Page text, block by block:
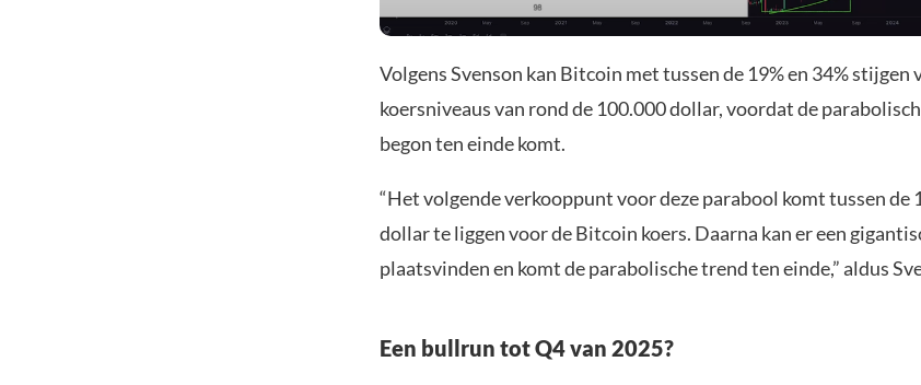
Volgens Svenson kan Bitcoin met tussen de 19% en 34% stijgen
koersniveaus van rond de 100.000 dollar, voordat de
begon ten einde komt.
“Het volgende verkooppunt voor deze parabool komt tussen de
dollar te liggen voor de Bitcoin koers. Daarna kan er een
plaatsvinden en komt de parabolische trend ten einde,” aldus
Een bullrun tot Q4 van 2025?